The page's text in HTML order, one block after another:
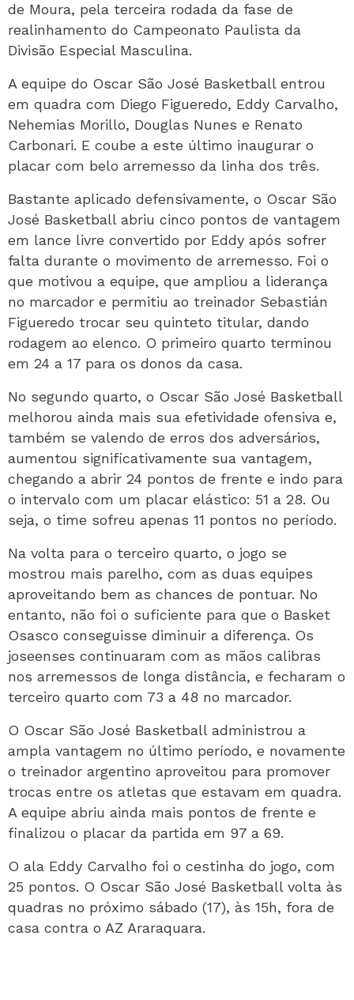
de Moura, pela terceira rodada da fase de
realinhamento do Campeonato Paulista da
Divisão Especial Masculina.
A equipe do Oscar São José Basketball entrou
em quadra com Diego Figueredo, Eddy Carvalho,
Nehemias Morillo, Douglas Nunes e Renato
Carbonari. E coube a este último inaugurar o
placar com belo arremesso da linha dos três.
Bastante aplicado defensivamente, o Oscar São
José Basketball abriu cinco pontos de vantagem
em lance livre convertido por Eddy após sofrer
falta durante o movimento de arremesso. Foi o
que motivou a equipe, que ampliou a liderança
no marcador e permitiu ao treinador Sebastián
Figueredo trocar seu quinteto titular, dando
rodagem ao elenco. O primeiro quarto terminou
em 24 a 17 para os donos da casa.
No segundo quarto, o Oscar São José Basketball
melhorou ainda mais sua efetividade ofensiva e,
também se valendo de erros dos adversários,
aumentou significativamente sua vantagem,
chegando a abrir 24 pontos de frente e indo para
o intervalo com um placar elástico: 51 a 28. Ou
seja, o time sofreu apenas 11 pontos no período.
Na volta para o terceiro quarto, o jogo se
mostrou mais parelho, com as duas equipes
aproveitando bem as chances de pontuar. No
entanto, não foi o suficiente para que o Basket
Osasco conseguisse diminuir a diferença. Os
joseenses continuaram com as mãos calibras
nos arremessos de longa distância, e fecharam o
terceiro quarto com 73 a 48 no marcador.
O Oscar São José Basketball administrou a
ampla vantagem no último período, e novamente
o treinador argentino aproveitou para promover
trocas entre os atletas que estavam em quadra.
A equipe abriu ainda mais pontos de frente e
finalizou o placar da partida em 97 a 69.
O ala Eddy Carvalho foi o cestinha do jogo, com
25 pontos. O Oscar São José Basketball volta às
quadras no próximo sábado (17), às 15h, fora de
casa contra o AZ Araraquara.